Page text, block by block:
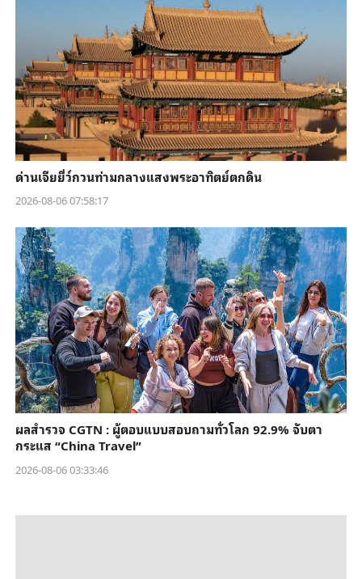
ด่านเจียยี่ว์กวนท่ามกลางแสงพระอาทิตย์ตกดิน
2026-08-06 07:58:17
ผลสำรวจ CGTN : ผู้ตอบแบบสอบถามทั่วโลก 92.9% จับตา
กระแส “China Travel”
2026-08-06 03:33:46